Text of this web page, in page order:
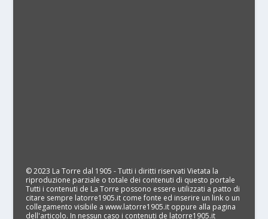
© 2023 La Torre dal 1905 - Tutti i diritti riservati Vietata la
riproduzione parziale o totale dei contenuti di questo portale
Tutti i contenuti de La Torre possono essere utilizzati a patto di
citare sempre latorre1905.it come fonte ed inserire un link o un
collegamento visibile a www.latorre1905.it oppure alla pagina
dell'articolo. In nessun caso i contenuti de latorre1905.it